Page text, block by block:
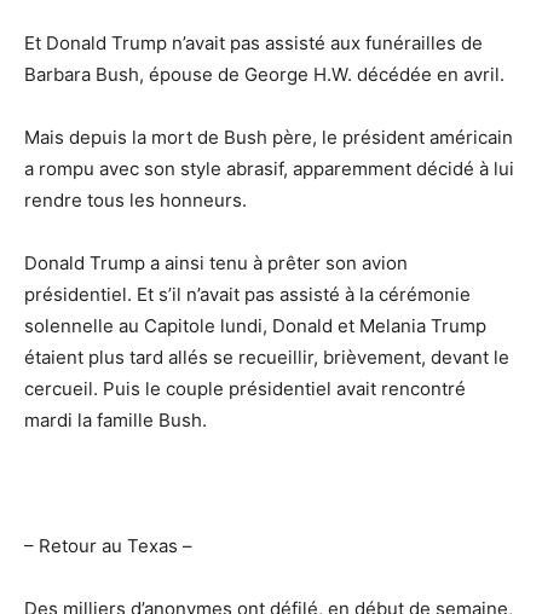
Et Donald Trump n’avait pas assisté aux funérailles de
Barbara Bush, épouse de George H.W. décédée en avril.
Mais depuis la mort de Bush père, le président américain
a rompu avec son style abrasif, apparemment décidé à lui
rendre tous les honneurs.
Donald Trump a ainsi tenu à prêter son avion
présidentiel. Et s’il n’avait pas assisté à la cérémonie
solennelle au Capitole lundi, Donald et Melania Trump
étaient plus tard allés se recueillir, brièvement, devant le
cercueil. Puis le couple présidentiel avait rencontré
mardi la famille Bush.
– Retour au Texas –
Des milliers d’anonymes ont défilé, en début de semaine,